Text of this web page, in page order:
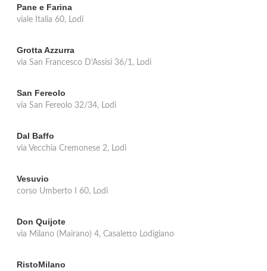
Pane e Farina
viale Italia 60, Lodi
Grotta Azzurra
via San Francesco D'Assisi 36/1, Lodi
San Fereolo
via San Fereolo 32/34, Lodi
Dal Baffo
via Vecchia Cremonese 2, Lodi
Vesuvio
corso Umberto I 60, Lodi
Don Quijote
via Milano (Mairano) 4, Casaletto Lodigiano
RistoMilano